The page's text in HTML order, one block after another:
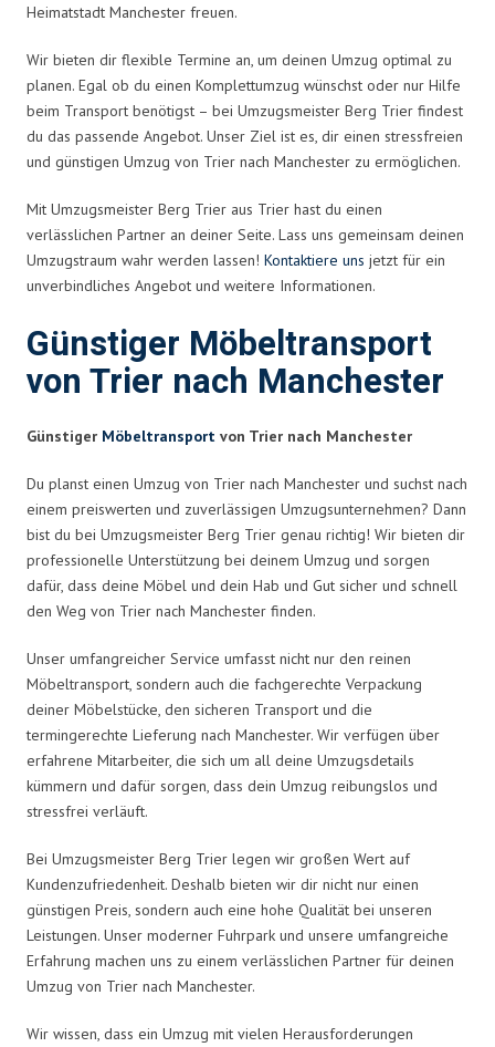
Heimatstadt Manchester freuen.
Wir bieten dir flexible Termine an, um deinen Umzug optimal zu
planen. Egal ob du einen Komplettumzug wünschst oder nur Hilfe
beim Transport benötigst – bei Umzugsmeister Berg Trier findest
du das passende Angebot. Unser Ziel ist es, dir einen stressfreien
und günstigen Umzug von Trier nach Manchester zu ermöglichen.
Mit Umzugsmeister Berg Trier aus Trier hast du einen
verlässlichen Partner an deiner Seite. Lass uns gemeinsam deinen
Umzugstraum wahr werden lassen! Kontaktiere uns jetzt für ein
unverbindliches Angebot und weitere Informationen.
Günstiger Möbeltransport
von Trier nach Manchester
Günstiger Möbeltransport von Trier nach Manchester
Du planst einen Umzug von Trier nach Manchester und suchst nach
einem preiswerten und zuverlässigen Umzugsunternehmen? Dann
bist du bei Umzugsmeister Berg Trier genau richtig! Wir bieten dir
professionelle Unterstützung bei deinem Umzug und sorgen
dafür, dass deine Möbel und dein Hab und Gut sicher und schnell
den Weg von Trier nach Manchester finden.
Unser umfangreicher Service umfasst nicht nur den reinen
Möbeltransport, sondern auch die fachgerechte Verpackung
deiner Möbelstücke, den sicheren Transport und die
termingerechte Lieferung nach Manchester. Wir verfügen über
erfahrene Mitarbeiter, die sich um all deine Umzugsdetails
kümmern und dafür sorgen, dass dein Umzug reibungslos und
stressfrei verläuft.
Bei Umzugsmeister Berg Trier legen wir großen Wert auf
Kundenzufriedenheit. Deshalb bieten wir dir nicht nur einen
günstigen Preis, sondern auch eine hohe Qualität bei unseren
Leistungen. Unser moderner Fuhrpark und unsere umfangreiche
Erfahrung machen uns zu einem verlässlichen Partner für deinen
Umzug von Trier nach Manchester.
Wir wissen, dass ein Umzug mit vielen Herausforderungen